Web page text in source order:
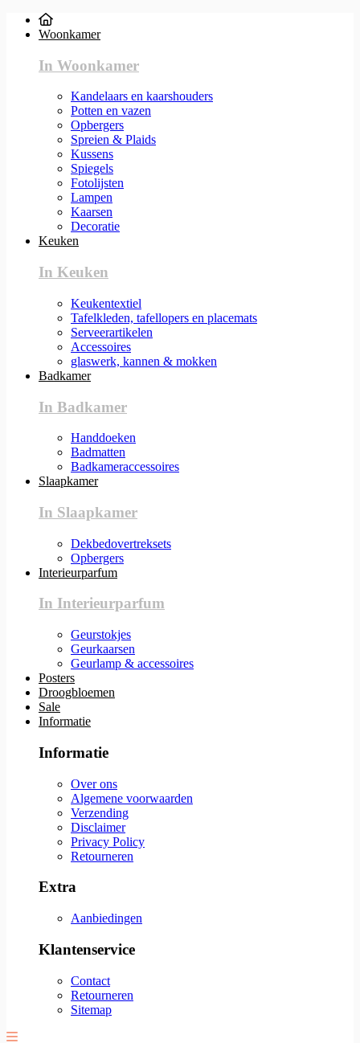
Woonkamer
In Woonkamer
Kandelaars en kaarshouders
Potten en vazen
Opbergers
Spreien & Plaids
Kussens
Spiegels
Fotolijsten
Lampen
Kaarsen
Decoratie
Keuken
In Keuken
Keukentextiel
Tafelkleden, tafellopers en placemats
Serveerartikelen
Accessoires
glaswerk, kannen & mokken
Badkamer
In Badkamer
Handdoeken
Badmatten
Badkameraccessoires
Slaapkamer
In Slaapkamer
Dekbedovertreksets
Opbergers
Interieurparfum
In Interieurparfum
Geurstokjes
Geurkaarsen
Geurlamp & accessoires
Posters
Droogbloemen
Sale
Informatie
Informatie
Over ons
Algemene voorwaarden
Verzending
Disclaimer
Privacy Policy
Retourneren
Extra
Aanbiedingen
Klantenservice
Contact
Retourneren
Sitemap